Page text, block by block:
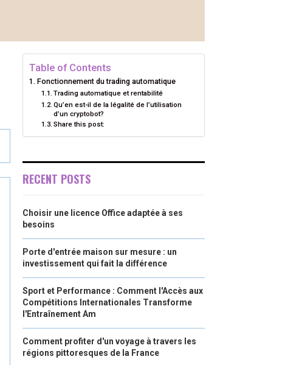
Table of Contents
Fonctionnement du trading automatique
Trading automatique et rentabilité
Qu’en est-il de la légalité de l’utilisation
d’un cryptobot?
Share this post:
RECENT POSTS
Choisir une licence Office adaptée à ses
besoins
Porte d'entrée maison sur mesure : un
investissement qui fait la différence
Sport et Performance : Comment l'Accès aux
Compétitions Internationales Transforme
l'Entraînement Am
Comment profiter d'un voyage à travers les
régions pittoresques de la France